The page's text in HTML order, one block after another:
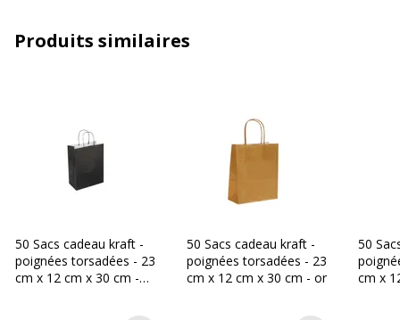
Caractéristiques
100 % recyclable, Poignées
torsadées
Couleur du produit Rouge
Produits similaires
50 Sacs cadeau kraft -
poignées torsadées - 23
cm x 12 cm x 30 cm -
50 Sacs cadeau kraft -
poignées torsadées - 23
cm x 12 cm x 30 cm - or
50
cm x